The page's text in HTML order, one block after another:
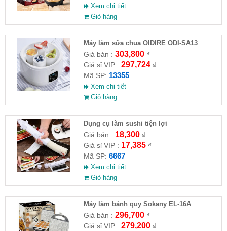
Xem chi tiết
Giỏ hàng
Máy làm sữa chua OIDIRE ODI-SA13
Giá bán : 303,800₫
Giá sỉ VIP : 297,724₫
Mã SP: 13355
Xem chi tiết
Giỏ hàng
Dụng cụ làm sushi tiện lợi
Giá bán : 18,300₫
Giá sỉ VIP : 17,385₫
Mã SP: 6667
Xem chi tiết
Giỏ hàng
Máy làm bánh quy Sokany EL-16A
Giá bán : 296,700₫
Giá sỉ VIP : 279,200₫